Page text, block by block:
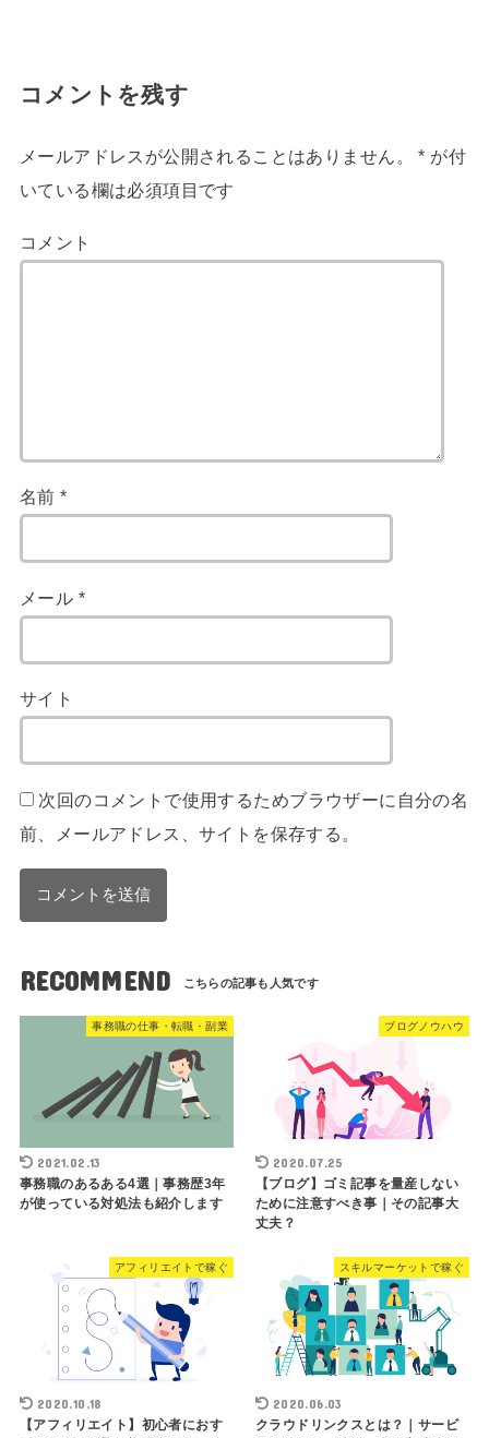
コメントを残す
メールアドレスが公開されることはありません。 * が付
いている欄は必須項目です
コメント
名前*
メール *
サイト
次回のコメントで使用するためブラウザーに自分の名
前、メールアドレス、サイトを保存する。
RECOMMEND
事務職の仕事・転職・副業
2021.02.13
事務職のあるある4選｜事務歴3年
が使っている対処法も紹介します
ブログノウハウ
2020.07.25
【ブログ】ゴミ記事を量産しない
ために注意すべき事｜その記事大
丈夫？
アフィリエイトで稼ぐ
2020.10.18
【アフィリエイト】初心者におす
スキルマーケットで稼ぐ
2020.06.03
クラウドリンクスとは？｜サービ